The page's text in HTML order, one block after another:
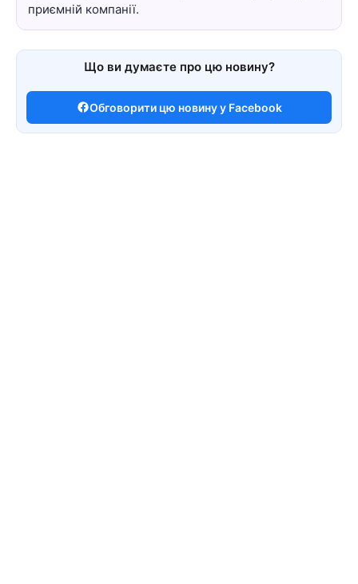
приємній компанії.
Що ви думаєте про цю новину?
Обговорити цю новину у Facebook